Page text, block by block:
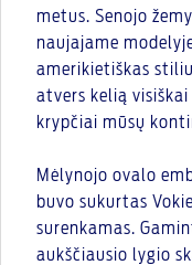
metus. Senojo
naujajame
amerikietiškas
atvers kelią
krypčiai mūsų
Mėlynojo ovalo
buvo sukurtas
surenkamas.
aukščiausio lygio